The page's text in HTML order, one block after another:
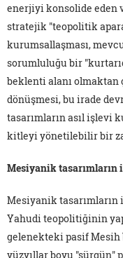
enerjiyi konsolide eden
stratejik "teopolitik
kurumsallaşması,
sorumluluğu bir
beklenti alanı
dönüşmesi, bu irade
tasarımların asıl işlevi
kitleyi yönetilebilir bir
Mesiyanik tasarımların
Mesiyanik
Yahudi teopolitiğinin
gelenekteki pasif
yüzyıllar boyu "sürgün"